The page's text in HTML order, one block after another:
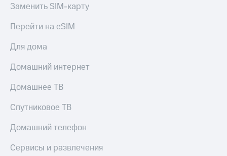
Заменить SIM-карту
Перейти на eSIM
Для дома
Домашний интернет
Домашнее ТВ
Спутниковое ТВ
Домашний телефон
Сервисы и развлечения